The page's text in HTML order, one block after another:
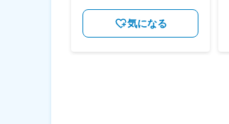
気になる